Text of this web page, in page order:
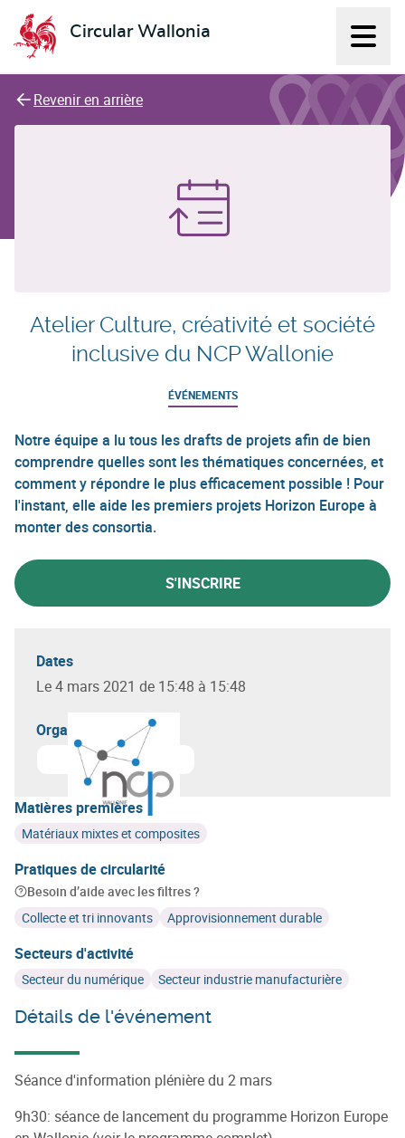
Circular Wallonia
L'économie circulaire
Revenir en arrière
Atelier Culture, créativité et société
inclusive du NCP Wallonie
ÉVÉNEMENTS
Notre équipe a lu tous les drafts de projets afin de bien
comprendre quelles sont les thématiques concernées, et
comment y répondre le plus efficacement possible ! Pour
l'instant, elle aide les premiers projets Horizon Europe à
monter des consortia.
S'INSCRIRE
Dates
Le 4 mars 2021 de 15:48 à 15:48
Organisateur(s)
Matières premières
Matériaux mixtes et composites
Pratiques de circularité
Besoin d’aide avec les filtres ?
Collecte et tri innovants
Approvisionnement durable
Secteurs d'activité
Secteur du numérique Secteur industrie manufacturière
Détails de l'événement
Séance d'information plénière du 2 mars
9h30: séance de lancement du programme Horizon Europe